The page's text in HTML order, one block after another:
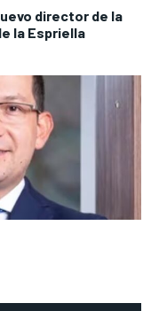
director de la
la Espriella